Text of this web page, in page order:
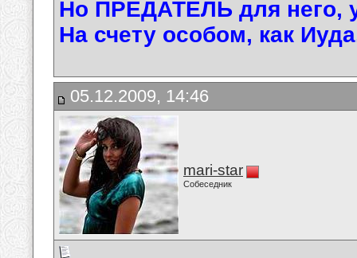
Но ПРЕДАТЕЛЬ для него,
На счету особом, как
05.12.2009, 14:46
mari-star
Собеседник